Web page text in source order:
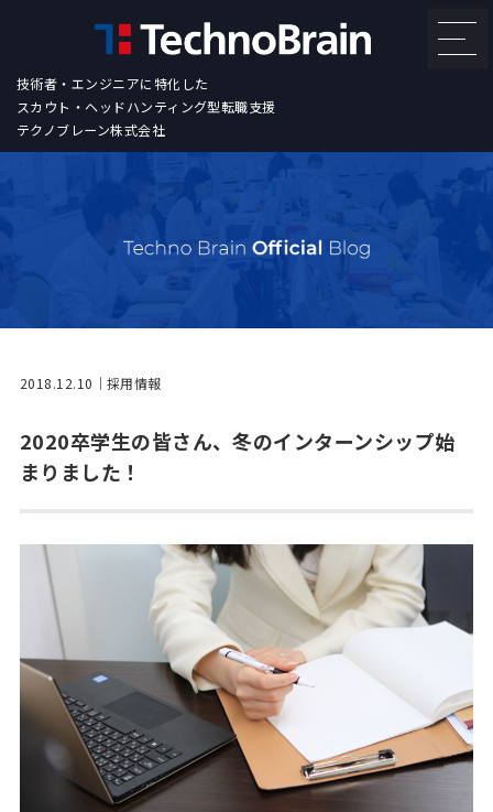
技術者・エンジニアに特化した
スカウト・ヘッドハンティング型転職支援
テクノブレーン株式会社
2018.12.10 採用情報
2020卒学生の皆さん、冬のインターンシップ始
まりました！